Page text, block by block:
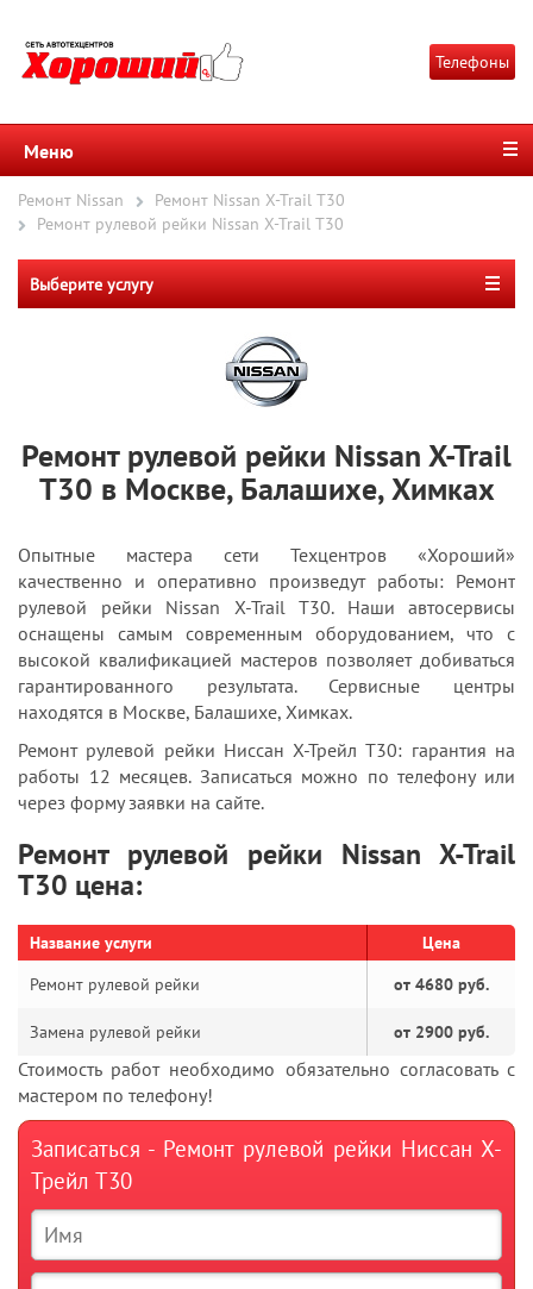
Телефоны
Меню
Ремонт Nissan
Ремонт Nissan X-Trail T30
Ремонт рулевой рейки Nissan X-Trail T30
Выберите услугу
Ремонт рулевой рейки Nissan X-Trail
T30 в Москве, Балашихе, Химках
Опытные мастера сети Техцентров «Хороший»
качественно и оперативно произведут работы: Ремонт
рулевой рейки Nissan X-Trail T30. Наши автосервисы
оснащены самым современным оборудованием, что с
высокой квалификацией мастеров позволяет добиваться
гарантированного результата. Сервисные центры
находятся в Москве, Балашихе, Химках.
Ремонт рулевой рейки Ниссан Х-Трейл T30: гарантия на
работы 12 месяцев. Записаться можно по телефону или
через форму заявки на сайте.
Ремонт рулевой рейки Nissan X-Trail
T30 цена:
Название услуги
Цена
Ремонт рулевой рейки
от 4680 руб.
Замена рулевой рейки от 2900 руб.
Стоимость работ необходимо обязательно согласовать с
мастером по телефону!
Записаться - Ремонт рулевой рейки Ниссан Х-
Трейл T30